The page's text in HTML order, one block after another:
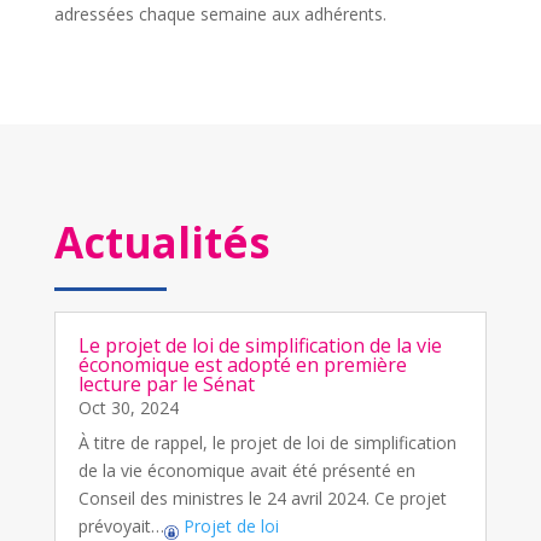
adressées chaque semaine aux adhérents.
Actualités
Le projet de loi de simplification de la vie
économique est adopté en première
lecture par le Sénat
Oct 30, 2024
À titre de rappel, le projet de loi de simplification
de la vie économique avait été présenté en
Conseil des ministres le 24 avril 2024. Ce projet
prévoyait…
Projet de loi